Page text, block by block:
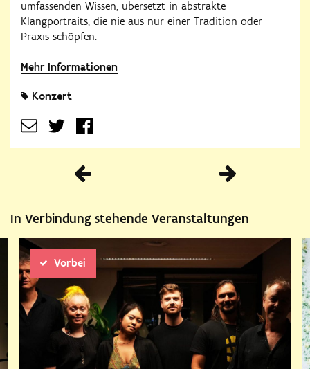
umfassenden Wissen, übersetzt in abstrakte
Klangportraits, die nie aus nur einer Tradition oder
Praxis schöpfen.
Mehr Informationen
Konzert
Vorherige
In Verbindung stehende Veranstaltungen
Vorbei